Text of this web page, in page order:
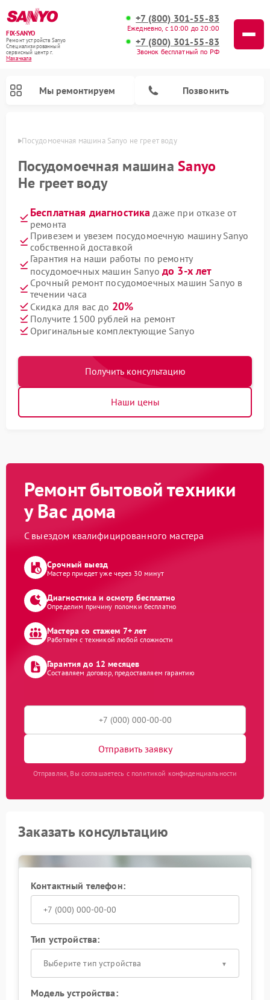
FIX-SANYO
Ремонт устройств Sanyo
Специализированный
cервисный центр г.
Махачкала
+7 (800) 301-55-83
Ежедневно, с 10:00 до 20:00
+7 (800) 301-55-83
Звонок бесплатный по РФ
Мы ремонтируем Позвонить
Посудомоечная машина Sanyo не греет воду
Посудомоечная машинаSanyo
Не греет воду
Бесплатная диагностика даже при отказе от
ремонта
Привезем и увезем посудомоечную машину Sanyo
собственной доставкой
Гарантия на наши работы по ремонту
посудомоечных машин Sanyo до 3-х лет
Срочный ремонт посудомоечных машин Sanyo в
течении часа
Скидка для вас до 20%
Получите 1500 рублей на ремонт
Оригинальные комплектующие Sanyo
Получить консультацию
Наши цены
Ремонт бытовой техники
у Вас дома
С выездом квалифицированного мастера
Срочный выезд
Мастер приедет уже через 30 минут
Диагностика и осмотр бесплатно
Определим причину поломки бесплатно
Мастера со стажем 7+ лет
Работаем с техникой любой сложности
Гарантия до 12 месяцев
Составляем договор, предоставляем гарантию
Отправить заявку
Отправляя, Вы соглашаетесь с политикой конфиденциальности
Заказать консультацию
Контактный телефон:
Тип устройства:
Выберите тип устройства
Модель устройства: